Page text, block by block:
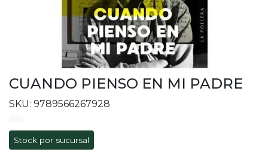
CUANDO PIENSO EN MI PADRE
SKU: 9789566267928
Stock por sucursal